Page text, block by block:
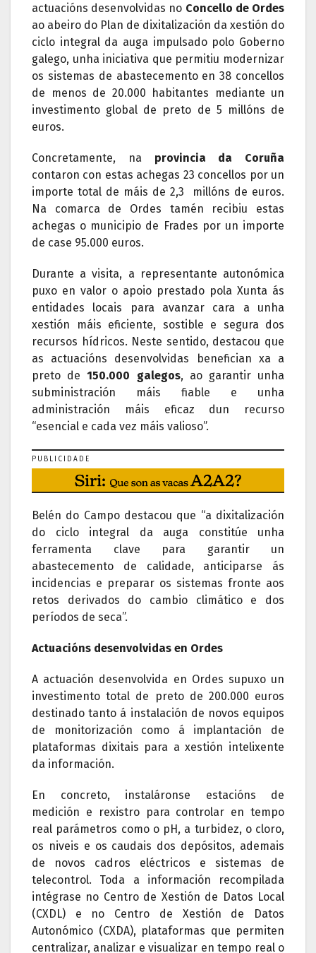
actuacións desenvolvidas no Concello de Ordes
ao abeiro do Plan de dixitalización da xestión do
ciclo integral da auga impulsado polo Goberno
galego, unha iniciativa que permitiu modernizar
os sistemas de abastecemento en 38 concellos
de menos de 20.000 habitantes mediante un
investimento global de preto de 5 millóns de
euros.
Concretamente, na provincia da Coruña
contaron con estas achegas 23 concellos por un
importe total de máis de 2,3 millóns de euros.
Na comarca de Ordes tamén recibiu estas
achegas o municipio de Frades por un importe
de case 95.000 euros.
Durante a visita, a representante autonómica
puxo en valor o apoio prestado pola Xunta ás
entidades locais para avanzar cara a unha
xestión máis eficiente, sostible e segura dos
recursos hídricos. Neste sentido, destacou que
as actuacións desenvolvidas benefician xa a
preto de150.000 galegos, ao garantir unha
subministración máis fiable e unha
administración máis eficaz dun recurso
“esencial e cada vez máis valioso”.
PUBLICIDADE
Belén do Campo destacou que “a dixitalización
do ciclo integral da auga constitúe unha
ferramenta clave para garantir un
abastecemento de calidade, anticiparse ás
incidencias e preparar os sistemas fronte aos
retos derivados do cambio climático e dos
períodos de seca”.
Actuacións desenvolvidas en Ordes
A actuación desenvolvida en Ordes supuxo un
investimento total de preto de 200.000 euros
destinado tanto á instalación de novos equipos
de monitorización como á implantación de
plataformas dixitais para a xestión intelixente
da información.
En concreto, instaláronse estacións de
medición e rexistro para controlar en tempo
real parámetros como o pH, a turbidez, o cloro,
os niveis e os caudais dos depósitos, ademais
de novos cadros eléctricos e sistemas de
telecontrol. Toda a información recompilada
intégrase no Centro de Xestión de Datos Local
(CXDL) e no Centro de Xestión de Datos
Autonómico (CXDA), plataformas que permiten
centralizar, analizar e visualizar en tempo real o